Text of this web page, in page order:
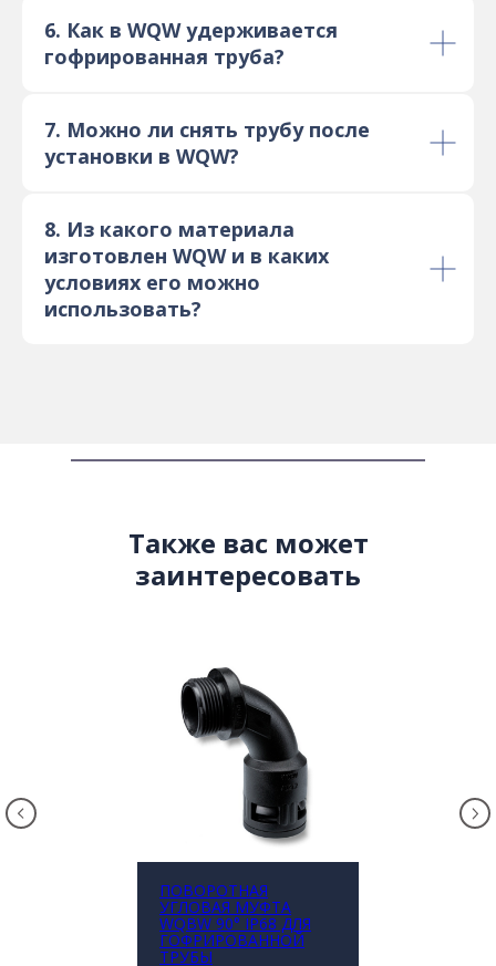
6. Как в WQW удерживается
гофрированная труба?
7. Можно ли снять трубу после
установки в WQW?
8. Из какого материала
изготовлен WQW и в каких
условиях его можно
использовать?
Также вас может
заинтересовать
ПОВОРОТНАЯ
УГЛОВАЯ МУФТА
WQBW 90° IP68 ДЛЯ
ГОФРИРОВАННОЙ
ТРУБЫ